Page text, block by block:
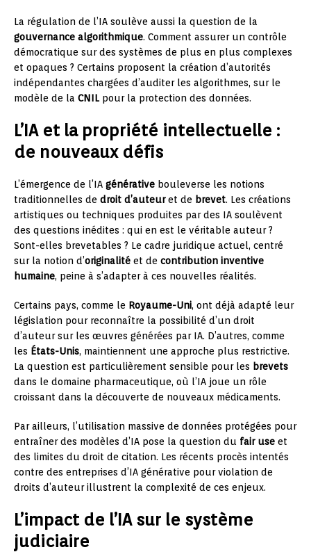
La régulation de l’IA soulève aussi la question de la
gouvernance algorithmique. Comment assurer un contrôle
démocratique sur des systèmes de plus en plus complexes
et opaques ? Certains proposent la création d’autorités
indépendantes chargées d’auditer les algorithmes, sur le
modèle de la CNIL pour la protection des données.
L’IA et la propriété intellectuelle :
de nouveaux défis
L’émergence de l’IA générative bouleverse les notions
traditionnelles de droit d’auteuret de brevet. Les créations
artistiques ou techniques produites par des IA soulèvent
des questions inédites : qui en est le véritable auteur ?
Sont-elles brevetables ? Le cadre juridique actuel, centré
sur la notion d’originalité et de contribution inventive
humaine, peine à s’adapter à ces nouvelles réalités.
Certains pays, comme le Royaume-Uni, ont déjà adapté leur
législation pour reconnaître la possibilité d’un droit
d’auteur sur les œuvres générées par IA. D’autres, comme
les États-Unis, maintiennent une approche plus restrictive.
La question est particulièrement sensible pour les brevets
dans le domaine pharmaceutique, où l’IA joue un rôle
croissant dans la découverte de nouveaux médicaments.
Par ailleurs, l’utilisation massive de données protégées pour
entraîner des modèles d’IA pose la question du fair use et
des limites du droit de citation. Les récents procès intentés
contre des entreprises d’IA générative pour violation de
droits d’auteur illustrent la complexité de ces enjeux.
L’impact de l’IA sur le système
judiciaire